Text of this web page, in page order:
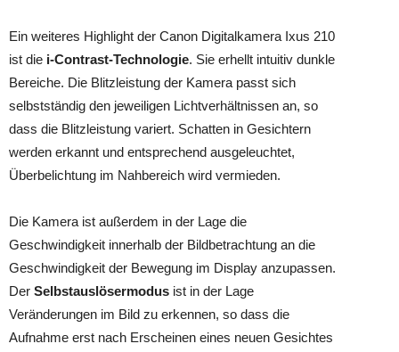
Ein weiteres Highlight der Canon Digitalkamera Ixus 210
ist die i-Contrast-Technologie. Sie erhellt intuitiv dunkle
Bereiche. Die Blitzleistung der Kamera passt sich
selbstständig den jeweiligen Lichtverhältnissen an, so
dass die Blitzleistung variert. Schatten in Gesichtern
werden erkannt und entsprechend ausgeleuchtet,
Überbelichtung im Nahbereich wird vermieden.
Die Kamera ist außerdem in der Lage die
Geschwindigkeit innerhalb der Bildbetrachtung an die
Geschwindigkeit der Bewegung im Display anzupassen.
Der Selbstauslösermodus ist in der Lage
Veränderungen im Bild zu erkennen, so dass die
Aufnahme erst nach Erscheinen eines neuen Gesichtes